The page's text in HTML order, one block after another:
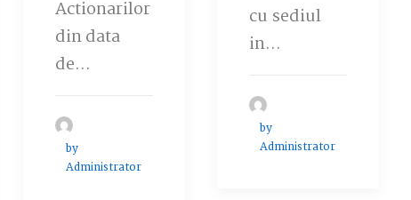
Actionarilor
din data
de…
by
Administrator
cu sediul
in…
by
Administrator